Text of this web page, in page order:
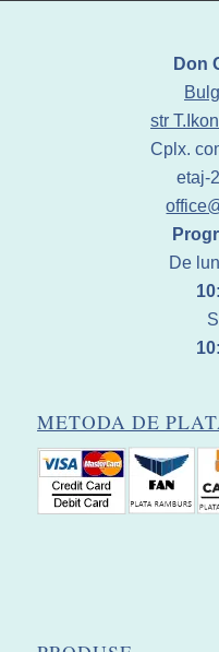
Don
str
Cplx.
etaj-
De
METODA DE